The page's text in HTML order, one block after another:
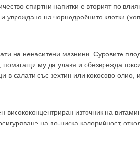
спиртни напитки е вторият по
увреждане на чернодробните клетки
на ненаситени мазнини. Суровите
му да улавя и обезврежда
в салати със зехтин или кокосово олио,
висококонцентриран източник на
на по-ниска калорийност,